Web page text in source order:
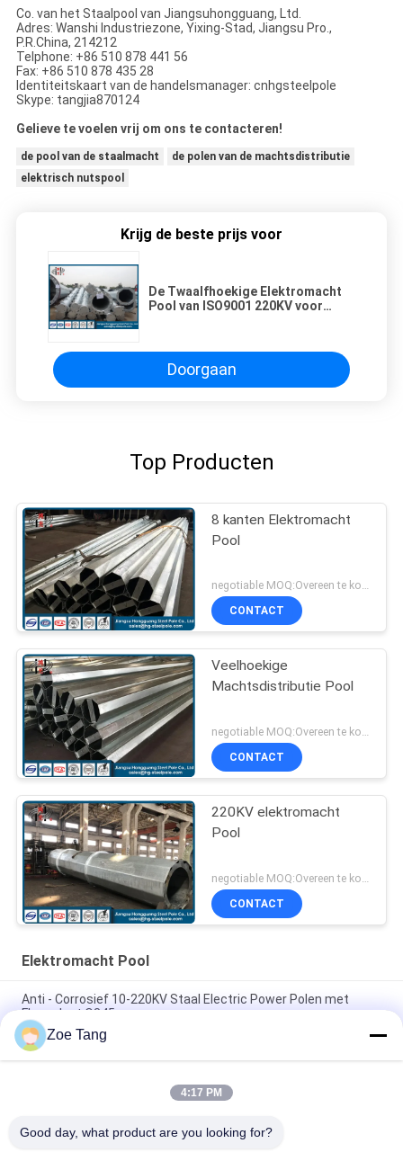
Co. van het Staalpool van Jiangsuhongguang, Ltd.
Adres: Wanshi Industriezone, Yixing-Stad, Jiangsu Pro.,
P.R.China, 214212
Telphone: +86 510 878 441 56
Fax: +86 510 878 435 28
Identiteitskaart van de handelsmanager: cnhgsteelpole
Skype: tangjia870124
Gelieve te voelen vrij om ons te contacteren!
de pool van de staalmacht
de polen van de machtsdistributie
elektrisch nutspool
Krijg de beste prijs voor
De Twaalfhoekige Elektromacht
Pool van ISO9001 220KV voor
Doorgaan
Top Producten
8 kanten Elektromacht
Pool
negotiable MOQ:Overeen te komen
CONTACT
Veelhoekige
Machtsdistributie Pool
negotiable MOQ:Overeen te komen
CONTACT
220KV elektromacht
Pool
CONTACT
Elektromacht Pool
Anti - Corrosief 10-220KV Staal Electric Power Polen met
Flensplaat Q345
Verbindingstype van de staalflens Elektromacht Pool,
Gegalvaniseerde Pool met Ankerbout
Luchttransmissie Pool, Roestvrij staal Tubulaire Pool voor het
Zoe Tang
4:17 PM
Good day, what product are you looking for?